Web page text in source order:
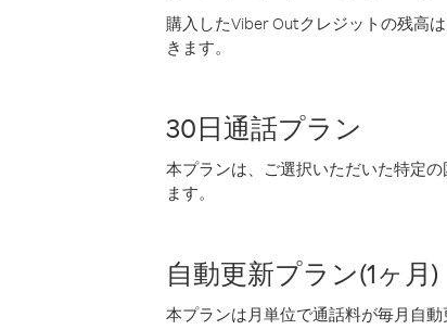
購入したViber Outクレジットの残高
きます。
30日通話プラン
本プランは、ご選択いただいた特定
ます。
自動更新プラン(1ヶ月)
本プランは月単位で通話料が毎月自